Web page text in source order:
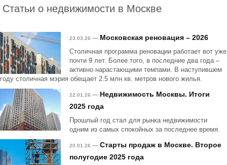
Статьи о недвижимости в Москве
23.03.26 — Московская реновация – 2026
Столичная программа реновации работает вот уже
почти 9 лет. Более того, в последние два года –
активно нарастающими темпами. В наступившем
году столичная мэрия обещает 2.5 млн кв. метров нового жилья.
22.01.26 — Недвижимость Москвы. Итоги
2025 года
Прошлый год стал для рынка недвижимости
одним из самых спокойных за последнее время.
20.01.26 — Старты продаж в Москве. Второе
полугодие 2025 года